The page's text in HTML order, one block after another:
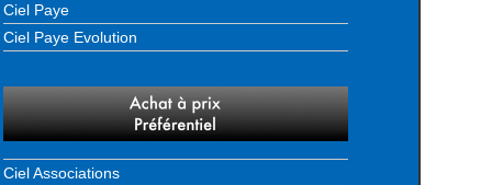
Ciel Paye
Ciel Paye Evolution
Ciel Associations